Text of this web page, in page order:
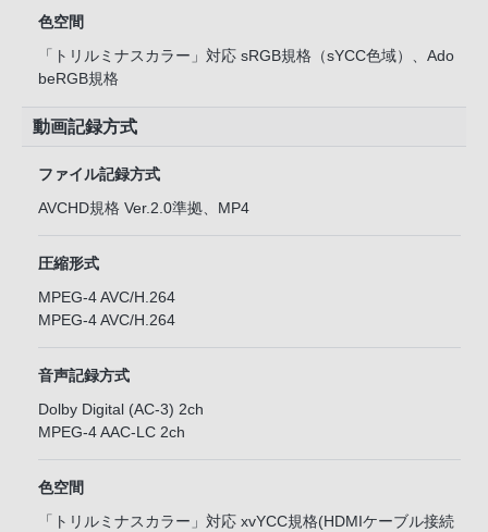
色空間
「トリルミナスカラー」対応 sRGB規格（sYCC色域）、Ado
beRGB規格
動画記録方式
ファイル記録方式
AVCHD規格 Ver.2.0準拠、MP4
圧縮形式
MPEG-4 AVC/H.264
MPEG-4 AVC/H.264
音声記録方式
Dolby Digital (AC-3) 2ch
MPEG-4 AAC-LC 2ch
色空間
「トリルミナスカラー」対応 xvYCC規格(HDMIケーブル接続